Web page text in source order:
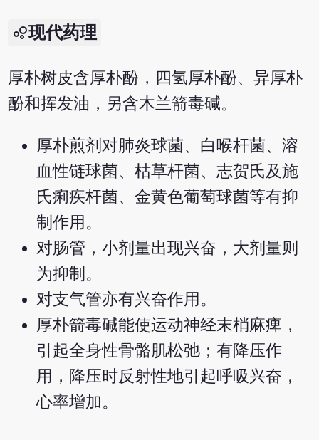
现代药理
厚朴树皮含厚朴酚，四氢厚朴酚、异厚朴
酚和挥发油，另含木兰箭毒碱。
厚朴煎剂对肺炎球菌、白喉杆菌、溶
血性链球菌、枯草杆菌、志贺氏及施
氏痢疾杆菌、金黄色葡萄球菌等有抑
制作用。
对肠管，小剂量出现兴奋，大剂量则
为抑制。
对支气管亦有兴奋作用。
厚朴箭毒碱能使运动神经末梢麻痺，
引起全身性骨骼肌松弛；有降压作
用，降压时反射性地引起呼吸兴奋，
心率增加。